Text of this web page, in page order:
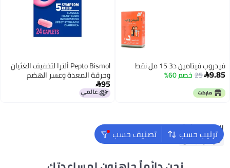
فيدروب فيتامين د3 15 مل نقط
9.85
25 خصم 60%
Pepto Bismol ألترا لتخفيف الغثيان
وحرقة المعدة وعسر الهضم
قرصًا
95
ترتيب حسب تصنيف حسب البحث الشائع
مرهم فيكس